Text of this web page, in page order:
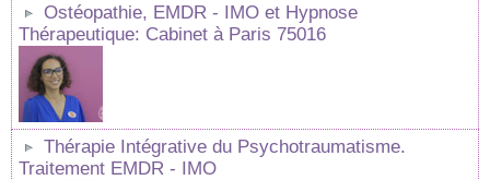
Ostéopathie, EMDR - IMO et Hypnose
Thérapeutique: Cabinet à Paris 75016
Thérapie Intégrative du Psychotraumatisme.
Traitement EMDR - IMO